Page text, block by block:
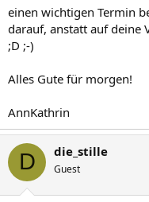
einen wichtigen Termin
darauf, anstatt auf deine
;D ;-)
Alles Gute für morgen!
AnnKathrin
D die_stille
Guest